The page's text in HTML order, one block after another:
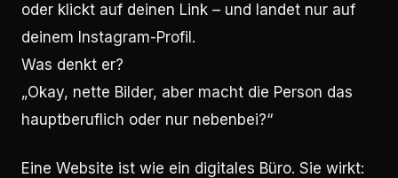
oder klickt auf deinen Link – und landet nur auf
deinem Instagram-Profil.
Was denkt er?
„Okay, nette Bilder, aber macht die Person das
hauptberuflich oder nur nebenbei?“
Eine Website ist wie ein digitales Büro. Sie wirkt: